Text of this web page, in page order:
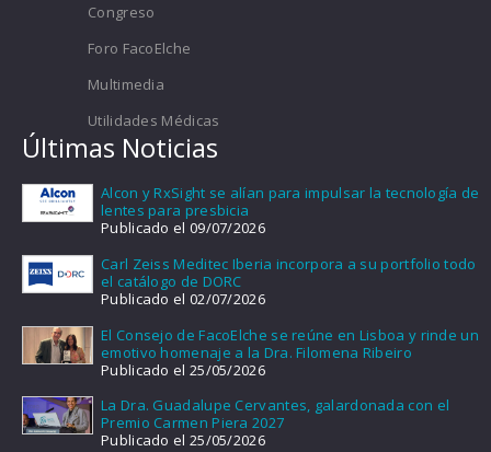
Congreso
Foro FacoElche
Multimedia
Utilidades Médicas
Últimas Noticias
Alcon y RxSight se alían para impulsar la tecnología de
lentes para presbicia
Publicado el 09/07/2026
Carl Zeiss Meditec Iberia incorpora a su portfolio todo
el catálogo de DORC
Publicado el 02/07/2026
El Consejo de FacoElche se reúne en Lisboa y rinde un
emotivo homenaje a la Dra. Filomena Ribeiro
Publicado el 25/05/2026
La Dra. Guadalupe Cervantes, galardonada con el
Premio Carmen Piera 2027
Publicado el 25/05/2026